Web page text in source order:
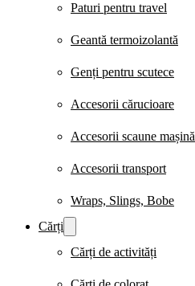
Paturi pentru travel
Geantă termoizolantă
Genți pentru scutece
Accesorii cărucioare
Accesorii scaune mașină
Accesorii transport
Wraps, Slings, Bobe
Cărți
Cărți de activități